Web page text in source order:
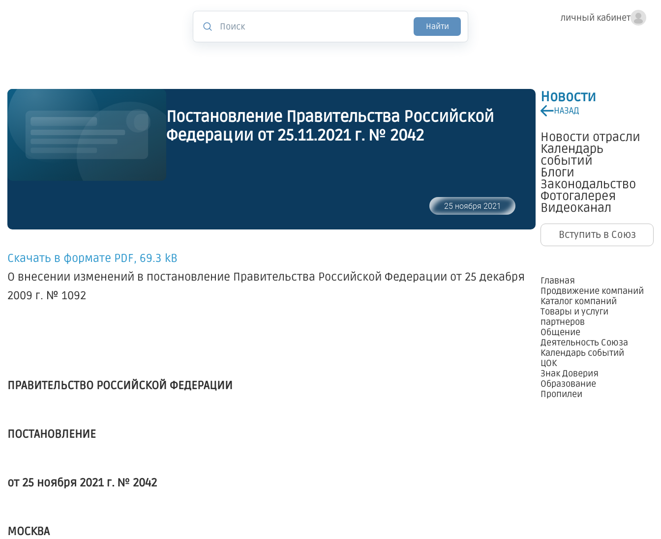
личный кабинет
Найти
Новости
НАЗАД
Новости отрасли
Календарь
событий
Блоги
Законодальство
Фотогалерея
Видеоканал
Вступить в Союз
Главная
Продвижение компаний
Каталог компаний
Товары и услуги
партнеров
Общение
Деятельность Союза
Календарь событий
ЦОК
Знак Доверия
Образование
Пропилеи
Постановление Правительства Российской
Федерации от 25.11.2021 г. № 2042
25 ноября 2021
Скачать в формате PDF, 69.3 kB
О внесении изменений в постановление Правительства Российской Федерации от 25 декабря
2009 г. № 1092
ПРАВИТЕЛЬСТВО РОССИЙСКОЙ ФЕДЕРАЦИИ
ПОСТАНОВЛЕНИЕ
от 25 ноября 2021 г. № 2042
МОСКВА